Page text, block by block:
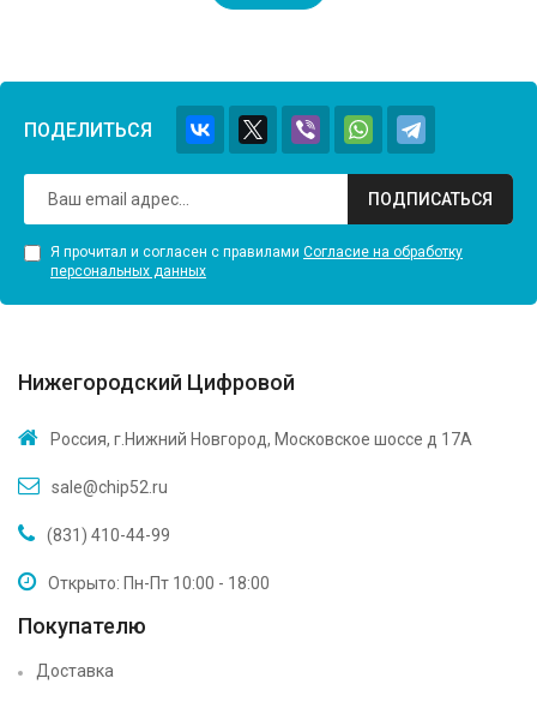
ПОДЕЛИТЬСЯ
ПОДПИСАТЬСЯ
Я прочитал и согласен с правилами Согласие на обработку
персональных данных
Нижегородский Цифровой
Россия, г.Нижний Новгород, Московское шоссе д 17А
sale@chip52.ru
(831) 410-44-99
Открыто: Пн-Пт 10:00 - 18:00
Покупателю
Доставка